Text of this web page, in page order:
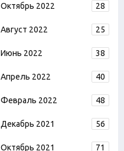
Октябрь 2022 28
Август 2022 25
Июнь 2022 38
Апрель 2022 40
Февраль 2022 48
Декабрь 2021 56
Октябрь 2021 71